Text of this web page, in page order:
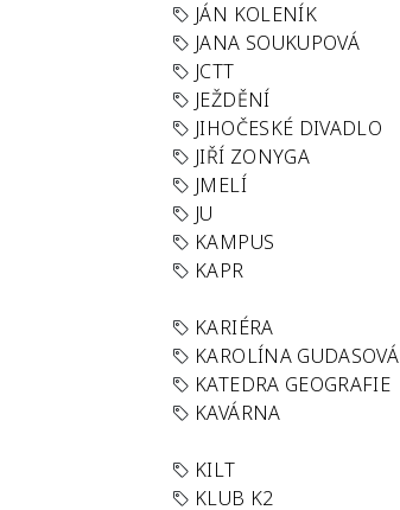
JÁN KOLENÍK
JANA SOUKUPOVÁ
JCTT
JEŽDĚNÍ
JIHOČESKÉ DIVADLO
JIŘÍ ZONYGA
JMELÍ
JU
KAMPUS
KAPR
KARIÉRA
KAROLÍNA GUDASOVÁ
KATEDRA GEOGRAFIE
KAVÁRNA
KILT
KLUB K2